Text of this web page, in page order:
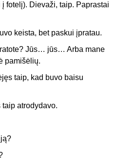
fotelį). Dievaži, taip. Paprastai
keista, bet paskui įpratau.
Jūs… jūs… Arba mane
pamišėlių.
taip, kad buvo baisu
atrodydavo.